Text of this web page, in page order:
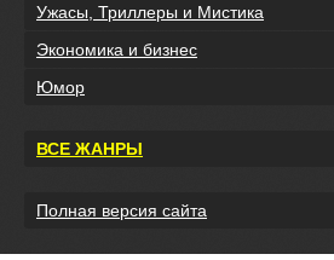
Ужасы, Триллеры и Мистика
Экономика и бизнес
Юмор
ВСЕ ЖАНРЫ
Полная версия сайта